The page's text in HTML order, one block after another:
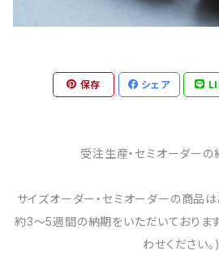
保存 シェア
受注生産・セミオーダーの
サイズオーダー・セミオーダーの商品
約3～5週間の納期をいただいておりま
わせください。)